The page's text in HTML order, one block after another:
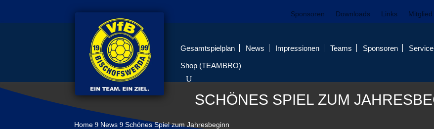
Sponsoren Downloads Links
Gesamtspielplan News Impressionen Teams Sponsoren Service
Shop (TEAMBRO)
SCHÖNES SPIEL ZUM
Home 9 News 9 Schönes Spiel zum Jahresbeginn